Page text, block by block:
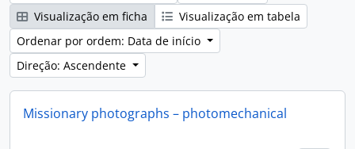
Visualização em ficha
Visualização em tabela
Ordenar por ordem: Data de início
Direção: Ascendente
Missionary photographs – photomechanical